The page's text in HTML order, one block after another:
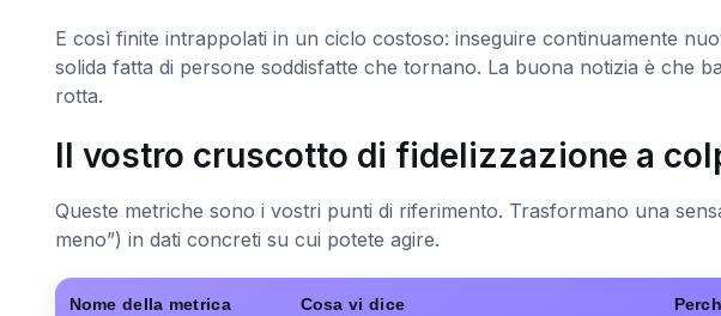
E così finite intrappolati in un ciclo costoso: inseguire continuamente
solida fatta di persone soddisfatte che tornano. La buona notizia è che
rotta.
Il vostro cruscotto di fidelizzazione a
Queste metriche sono i vostri punti di riferimento. Trasformano una
meno”) in dati concreti su cui potete agire.
Nome della metrica Cosa vi dice